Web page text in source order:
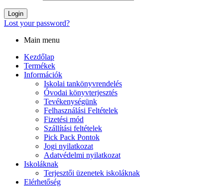
Login
Lost your password?
Main menu
Kezdőlap
Termékek
Információk
Iskolai tankönyvrendelés
Óvodai könyvterjesztés
Tevékenységünk
Felhasználási Feltételek
Fizetési mód
Szállítási feltételek
Pick Pack Pontok
Jogi nyilatkozat
Adatvédelmi nyilatkozat
Iskoláknak
Terjesztői üzenetek iskoláknak
Elérhetőség